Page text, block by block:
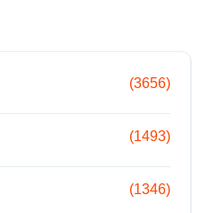
(3656)
(1493)
(1346)